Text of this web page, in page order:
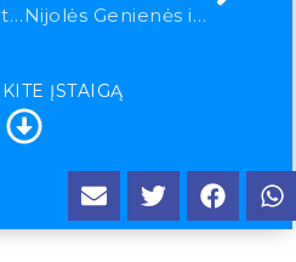
UAB „Sanus dentes“ Nijolės Genienės individuali įmonė
ĮSTAIGĄ